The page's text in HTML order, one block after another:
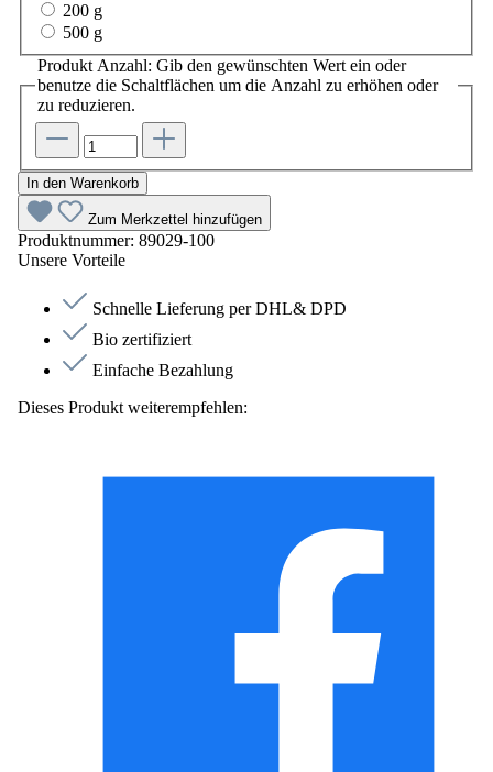
200 g
500 g
Produkt Anzahl: Gib den gewünschten Wert ein oder
benutze die Schaltflächen um die Anzahl zu erhöhen oder
zu reduzieren.
In den Warenkorb
Zum Merkzettel hinzufügen
Produktnummer: 89029-100
Unsere Vorteile
Schnelle Lieferung per DHL& DPD
Bio zertifiziert
Einfache Bezahlung
Dieses Produkt weiterempfehlen: